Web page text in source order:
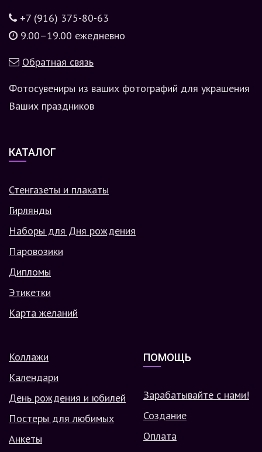
+7 (916) 375-80-63
9.00–19.00 ежедневно
Обратная связь
Фотосувениры из ваших фотографий для украшения
Ваших праздников
КАТАЛОГ
Стенгазеты и плакаты
Гирлянды
Наборы для Дня рождения
Паровозики
Дипломы
Этикетки
Карта желаний
Коллажи
Календари
День рождения и юбилей
Постеры для любимых
Анкеты
ПОМОЩЬ
Зарабатывайте с нами!
Создание
Оплата